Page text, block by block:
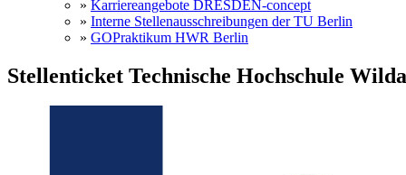
» Karriereangebote DRESDEN-concept
» Interne Stellenausschreibungen der TU Berlin
» GOPraktikum HWR Berlin
Stellenticket Technische Hochschule